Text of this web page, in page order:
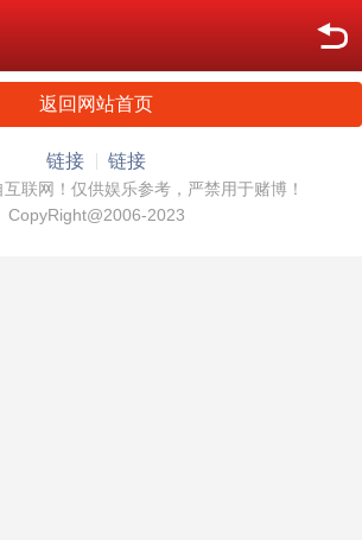
返回网站首页
链接 链接
联网！仅供娱乐参考，严禁用于赌博！
CopyRight@2006-2023